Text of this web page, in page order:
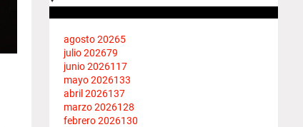
agosto 20265
julio 202679
junio 2026117
mayo 2026133
abril 2026137
marzo 2026128
febrero 2026130